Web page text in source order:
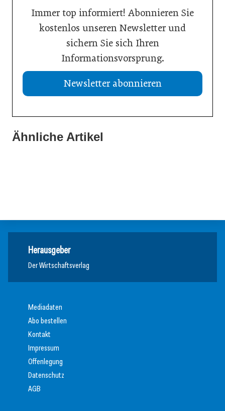
Immer top informiert! Abonnieren Sie
kostenlos unseren Newsletter und
sichern Sie sich Ihren
Informationsvorsprung.
Newsletter abonnieren
Ähnliche Artikel
23. März 2026
Herausgeber
Der Wirtschaftsverlag
Mediadaten
Abo bestellen
Kontakt
Impressum
Offenlegung
Datenschutz
AGB